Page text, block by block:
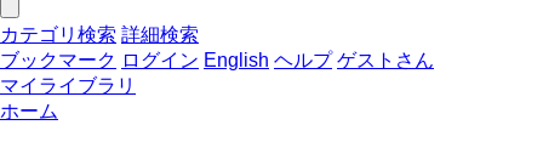
カテゴリ検索 詳細検索
ブックマーク ログイン English ヘルプ ゲストさん
マイライブラリ
ホーム